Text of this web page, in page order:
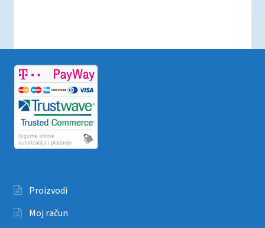
Proizvodi
Moj račun